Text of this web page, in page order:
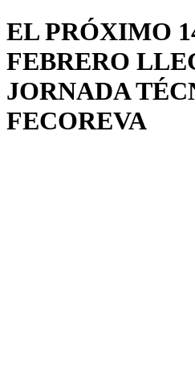
EL PRÓXIMO
FEBRERO
JORNADA
FECOREVA